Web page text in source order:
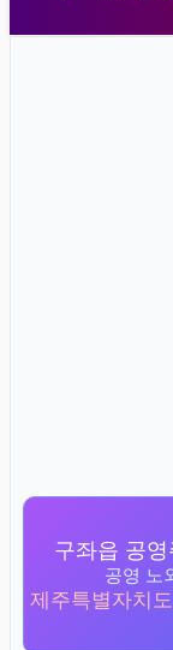
구좌읍 공
공영 노